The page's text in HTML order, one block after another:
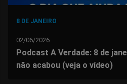
8 DE JANEIRO
02/06/2026
Podcast A Verdade: 8 de
não acabou (veja o vídeo)